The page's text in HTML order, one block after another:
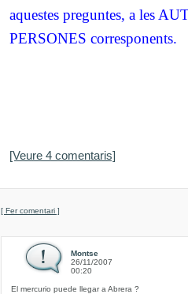
aquestes preguntes, a les
PERSONES corresponents.
[Veure 4 comentaris]
[ Fer comentari ]
Montse
26/11/2007
00:20
El mercurio puede llegar a Abrera ?